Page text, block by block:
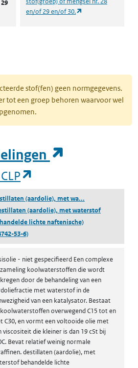
en/of 29 en/of 30.
stof(fen) geen normgegevens.
tot een groep behoren waarvoor wel
(aardolie), met wa...
(aardolie), met waterstof
lichte naftenische)
53-6)
- niet gespecifieerd Een complexe
koolwaterstoffen die wordt
door de behandeling van een
met waterstof in de
van een katalysator. Bestaat
overwegend C15 tot en
C30, en vormt een voltooide olie met
viscositeit die kleiner is dan 19 cSt bij
Bevat relatief weinig normale
destillaten (aardolie), met
behandelde lichte